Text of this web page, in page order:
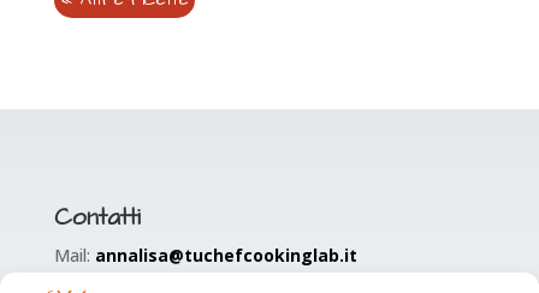
Contatti
Mail: annalisa@tuchefcookinglab.it